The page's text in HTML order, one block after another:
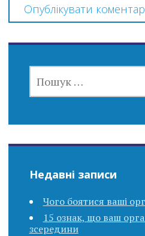
Недавні записи
Чого боятися ваші
15 ознак, що ваш
зсередини